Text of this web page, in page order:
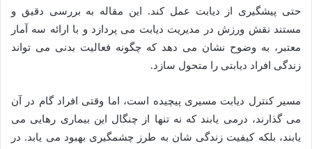
حتی پیشگیری از دیابت عمل کند. این مقاله به بررسی دقیق و
مستند نقش ورزش در مدیریت دیابت می پردازد و با ارائه سه آمار
معتبر، به وضوح نشان می دهد که چگونه فعالیت بدنی می تواند
زندگی افراد دیابتی را متحول سازد.
مسیر کنترل دیابت مسیری پیچیده است، اما وقتی افراد گام در آن
می گذارند، درمی یابند که نه تنها از چنگال این بیماری رهایی می
یابند، بلکه کیفیت زندگی شان به طرز چشمگیری بهبود می یابد. در